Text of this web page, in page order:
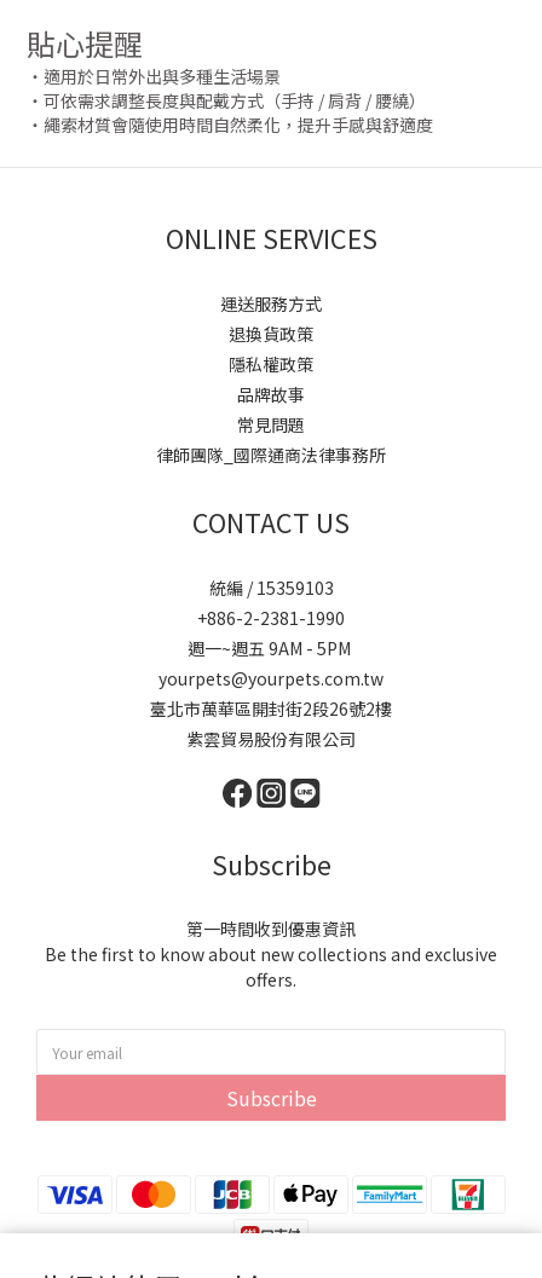
貼心提醒
・適用於日常外出與多種生活場景
・可依需求調整長度與配戴方式（手持 / 肩背 / 腰繞）
・繩索材質會隨使用時間自然柔化，提升手感與舒適度
ONLINE SERVICES
運送服務方式
退換貨政策
隱私權政策
品牌故事
常見問題
律師團隊_國際通商法律事務所
CONTACT US
統編 / 15359103
+886-2-2381-1990
週一~週五 9AM - 5PM
yourpets@yourpets.com.tw
臺北市萬華區開封街2段26號2樓
紫雲貿易股份有限公司
Subscribe
第一時間收到優惠資訊
Be the first to know about new collections and exclusive
offers.
Subscribe